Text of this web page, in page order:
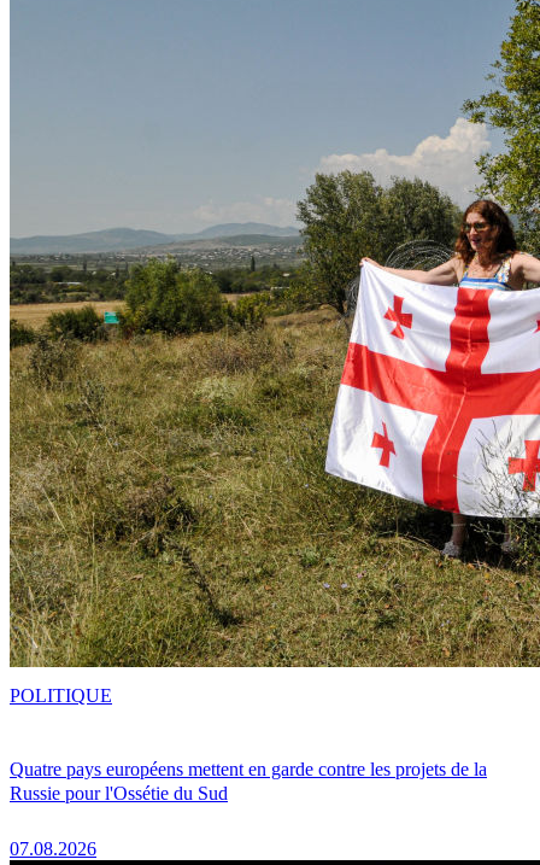
Quatre pays européens mettent en garde contre les projets de la
Russie pour l'Ossétie du Sud
07.08.2026
POLITIQUE